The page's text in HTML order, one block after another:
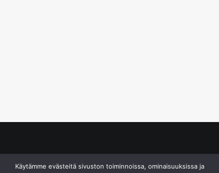
Käytämme evästeitä sivuston toiminnoissa, ominaisuuksissa ja